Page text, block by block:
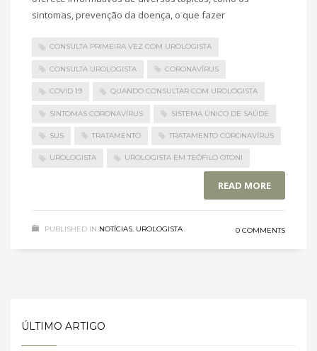
sintomas, prevenção da doença, o que fazer
CONSULTA PRIMEIRA VEZ COM UROLOGISTA
CONSULTA UROLOGISTA CORONAVÍRUS
COVID 19 QUANDO CONSULTAR COM UROLOGISTA
SINTOMAS CORONAVÍRUS SISTEMA ÚNICO DE SAÚDE
SUS TRATAMENTO TRATAMENTO CORONAVÍRUS
UROLOGISTA UROLOGISTA EM TEÓFILO OTONI
READ MORE
PUBLISHED IN NOTÍCIAS, UROLOGISTA 0 COMMENTS
ÚLTIMO ARTIGO